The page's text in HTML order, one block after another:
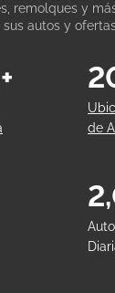
remolques y
sus autos y
de